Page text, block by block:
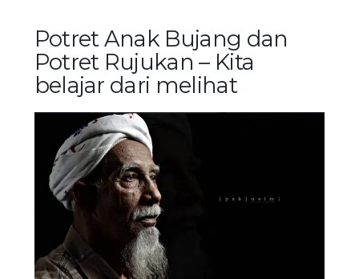
Potret Anak Bujang dan
Potret Rujukan – Kita
belajar dari melihat